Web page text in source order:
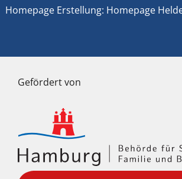
Homepage Erstellung: Homepage
Gefördert von